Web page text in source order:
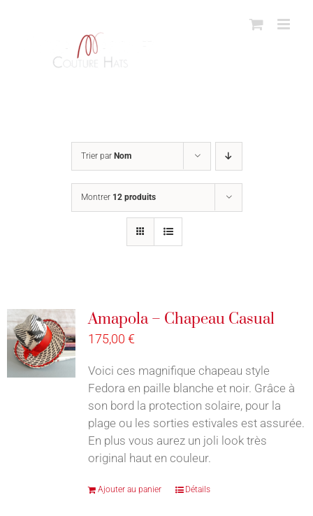
Trier par Nom
Montrer 12 produits
Amapola – Chapeau Casual
175,00 €
Voici ces magnifique chapeau style
Fedora en paille blanche et noir. Grâce à
son bord la protection solaire, pour la
plage ou les sorties estivales est assurée.
En plus vous aurez un joli look très
original haut en couleur.
Ajouter au panier Détails